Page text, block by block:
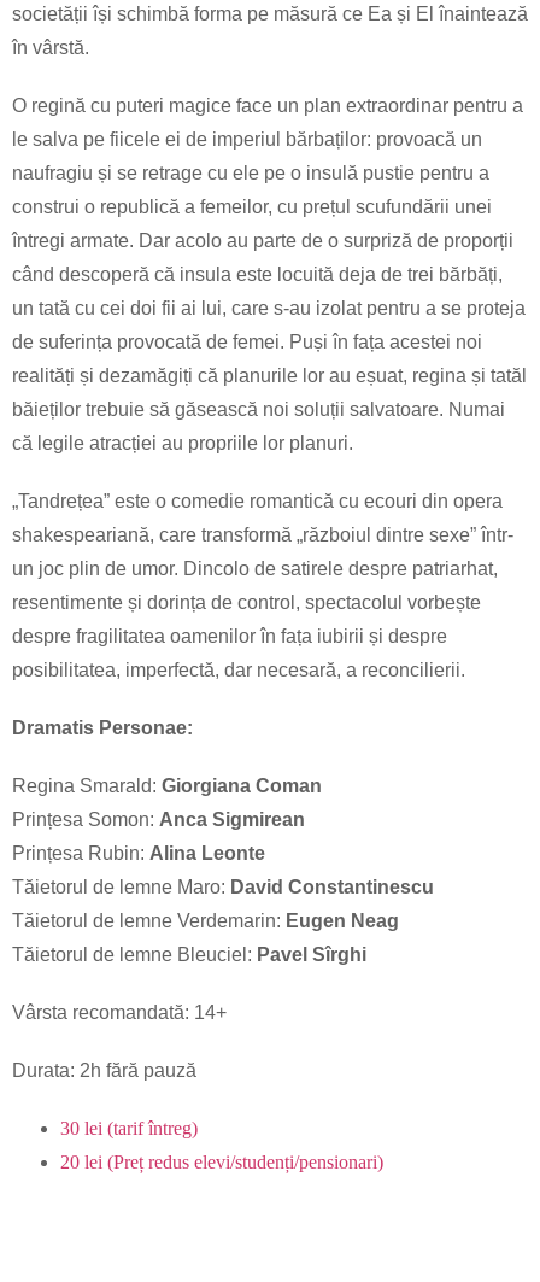
societății își schimbă forma pe măsură ce Ea și El înaintează
în vârstă.
O regină cu puteri magice face un plan extraordinar pentru a
le salva pe fiicele ei de imperiul bărbaților: provoacă un
naufragiu și se retrage cu ele pe o insulă pustie pentru a
construi o republică a femeilor, cu prețul scufundării unei
întregi armate. Dar acolo au parte de o surpriză de proporții
când descoperă că insula este locuită deja de trei bărbăți,
un tată cu cei doi fii ai lui, care s-au izolat pentru a se proteja
de suferința provocată de femei. Puși în fața acestei noi
realități și dezamăgiți că planurile lor au eșuat, regina și tatăl
băieților trebuie să găsească noi soluții salvatoare. Numai
că legile atracției au propriile lor planuri.
„Tandrețea” este o comedie romantică cu ecouri din opera
shakespeariană, care transformă „războiul dintre sexe” într-
un joc plin de umor. Dincolo de satirele despre patriarhat,
resentimente și dorința de control, spectacolul vorbește
despre fragilitatea oamenilor în fața iubirii și despre
posibilitatea, imperfectă, dar necesară, a reconcilierii.
Dramatis Personae:
Regina Smarald: Giorgiana Coman
Prințesa Somon: Anca Sigmirean
Prințesa Rubin: Alina Leonte
Tăietorul de lemne Maro: David Constantinescu
Tăietorul de lemne Verdemarin: Eugen Neag
Tăietorul de lemne Bleuciel: Pavel Sîrghi
Vârsta recomandată: 14+
Durata: 2h fără pauză
30 lei (tarif întreg)
20 lei (Preț redus elevi/studenți/pensionari)